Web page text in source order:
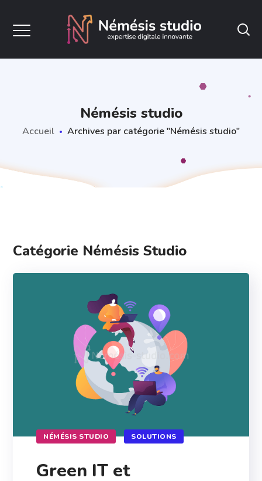
Némésis studio
Accueil Archives par catégorie "Némésis studio"
Catégorie Némésis Studio
NÉMÉSIS STUDIO SOLUTIONS
Green IT et